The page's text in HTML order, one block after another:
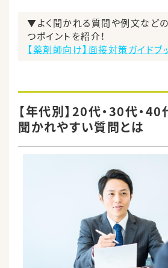
▼よく聞かれる質問や例文など
つポイントを紹介！
【薬剤師向け】面接対策ガイドブ
【年代別】20代・30代・
聞かれやすい質問とは